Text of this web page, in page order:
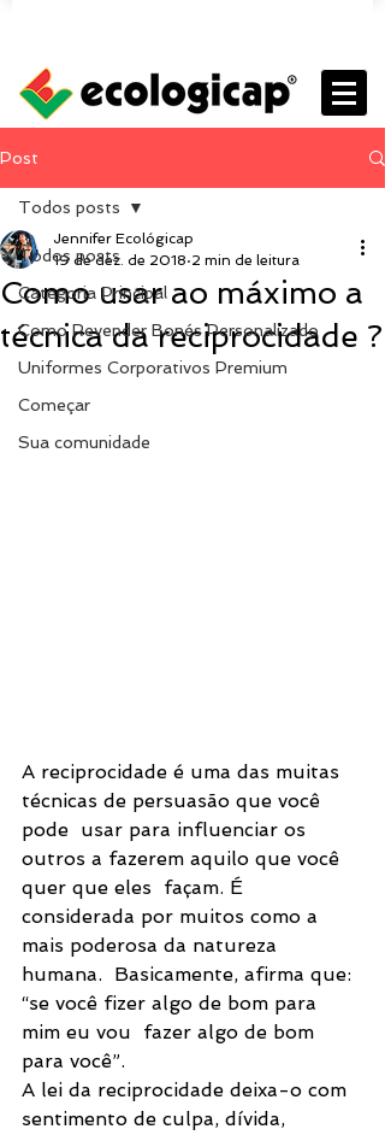
Post
Todos posts
Categoria Principal
Como Revender Bonés Personalizado
Uniformes Corporativos Premium
Começar
Sua comunidade
Todos posts
Como usar ao máximo a
técnica da reciprocidade ?
Jennifer Ecológicap
19 de dez. de 2018 2 min de leitura
A reciprocidade é uma das muitas
técnicas de persuasão que você
pode  usar para influenciar os
outros a fazerem aquilo que você
quer que eles  façam. É
considerada por muitos como a
mais poderosa da natureza
humana.  Basicamente, afirma que:
“se você fizer algo de bom para
mim eu vou  fazer algo de bom
para você”.
A lei da reciprocidade deixa-o com
sentimento de culpa, dívida,